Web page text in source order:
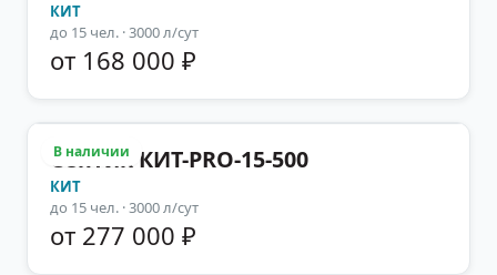
КИТ
до 15 чел. · 3000 л/сут
от 168 000 ₽
В наличии
Септик КИТ-PRO-15-500
КИТ
до 15 чел. · 3000 л/сут
от 277 000 ₽